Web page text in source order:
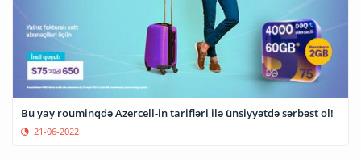
Bu yay rouminqdə Azercell-in tarifləri ilə ünsiyyətdə sərbəst ol!
21-06-2022